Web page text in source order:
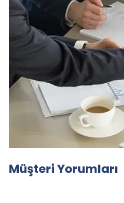
Müşteri Yorumları